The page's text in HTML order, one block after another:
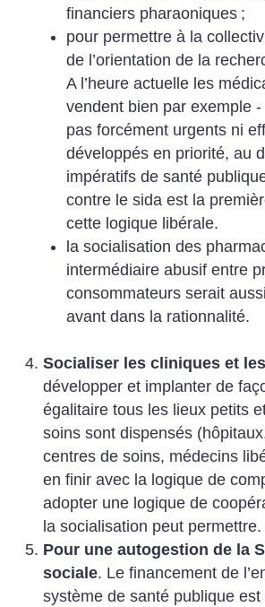
financiers pharaoniques ;
pour permettre à la
de l’orientation de la
A l’heure actuelle les
vendent bien par exemple
pas forcément urgents ni
développés en priorité, au
impératifs de santé
contre le sida est la
cette logique libérale.
la socialisation des
intermédiaire abusif entre
consommateurs serait
avant dans la rationnalité.
Socialiser les cliniques et
développer et implanter de
égalitaire tous les lieux petits
soins sont dispensés
centres de soins, médecins
en finir avec la logique de
adopter une logique de
la socialisation peut permettre.
Pour une autogestion de la
sociale. Le financement de
système de santé publique